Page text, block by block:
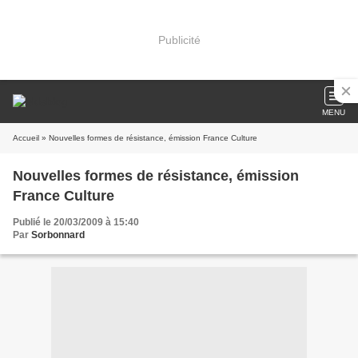
Publicité
MENU
Accueil » Nouvelles formes de résistance, émission France Culture
Nouvelles formes de résistance, émission
France Culture
Publié le 20/03/2009 à 15:40
Par Sorbonnard